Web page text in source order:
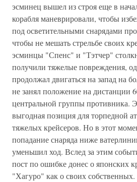
эсминец вышел из строя еще в
корабля маневрировали, чтобы
под осветительными снарядами
чтобы не мешать стрельбе своих
эсминцы "Спенс" и "Тэтчер"
получили тяжелые повреждения,
продолжал двигаться на запад на
не занял положение на дистанции
центральной группы противника.
выгодная позиция для торпедной
тяжелых крейсеров. Но в этот
попадание снаряда ниже
уменьшил ход. Вслед за этим
пост по ошибке донес о японских
"Хагуро" как о своих